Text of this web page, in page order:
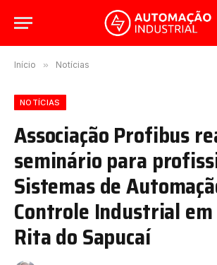
Início » Notícias
NOTÍCIAS
Associação Profibus
seminário para
Sistemas de
Controle Industrial
Rita do Sapucaí